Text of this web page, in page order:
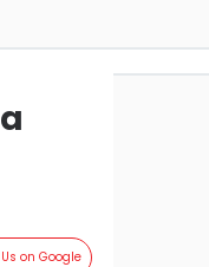
on Google